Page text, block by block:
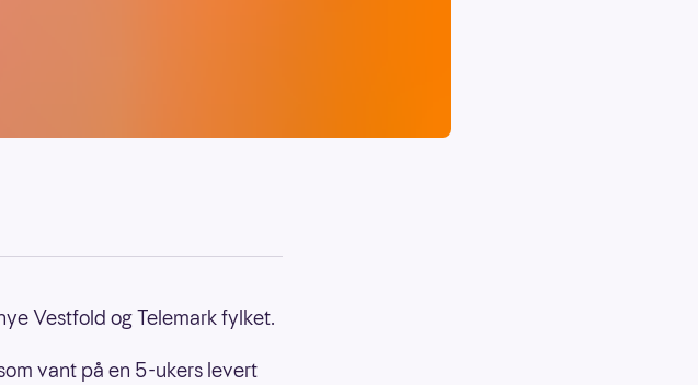
Vestfold og Telemark fylket.
vant på en 5-ukers levert